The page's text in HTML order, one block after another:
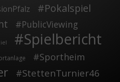
Pokalspiel
PublicViewing
Spielbericht
Sportheim
StettenTurnier46